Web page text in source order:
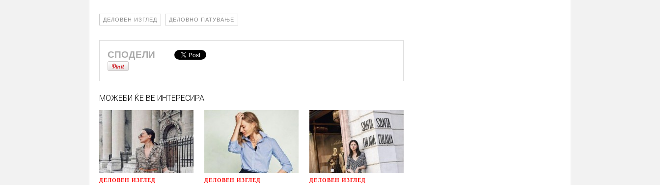
ДЕЛОВЕН ИЗГЛЕД ДЕЛОВНО ПАТУВАЊЕ
СПОДЕЛИ
МОЖЕБИ ЌЕ ВЕ ИНТЕРЕСИРА
ДЕЛОВЕН ИЗГЛЕД ДЕЛОВЕН ИЗГЛЕД ДЕЛОВЕН ИЗГЛЕД